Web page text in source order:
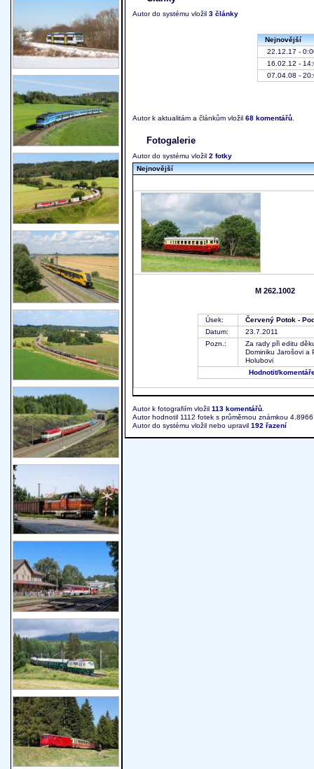
Autor do systému vložil 3 články
Nejnovější
22.12.17 -
16.02.12 -
07.04.08 -
Autor k aktualitám a článkům vložil 68 komentářů.
Fotogalerie
Autor do systému vložil 2 fotky
Nejnovější
M 262.1002
Úsek:
Červený Potok -
Datum:
23.7.2011
Pozn.:
Za rady při editu
Dominiku Jarošovi a
Holubovi
Hodnotit/
Autor k fotografiím vložil 113 komentářů.
Autor hodnotil 1112 fotek s průměrnou známkou
Autor do systému vložil nebo upravil 192 řazení